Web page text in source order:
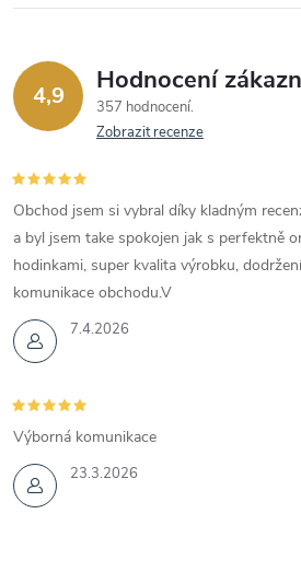
4,9 Hodnocení
357 hodnocení
Zobrazit recenze
7.4.2026
Obchod jsem si vybral díky kladným
a byl jsem take spokojen jak s perfektně
hodinkami, super kvalita výrobku,
komunikace obchodu.V
23.3.2026
Výborná komunikace